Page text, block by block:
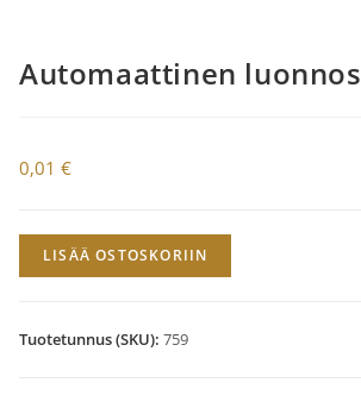
Automaattinen luonnos
0,01 €
Automaattinen
luonnos
LISÄÄ OSTOSKORIIN
Tuotetunnus (SKU): 759